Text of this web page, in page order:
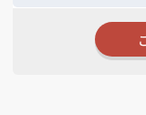
のご相談が、実は最も
をお勧めすることはあ